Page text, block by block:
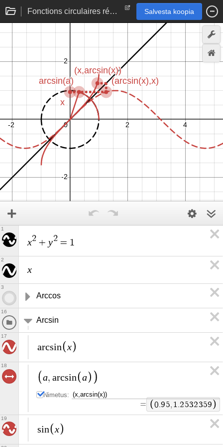
Fonctions circulaires réciproques Salvesta koopia
x2 + y2 = 1
1
x
2
Arccos
3
Arcsin
16
arcsin x
17
a, arcsin a
Nimetus:
= 0.95, 1.2532359
18
sin x
19